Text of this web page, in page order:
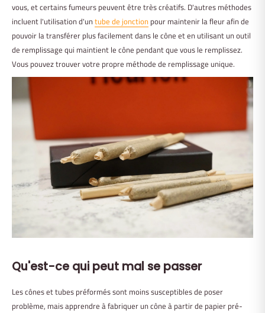
vous, et certains fumeurs peuvent être très créatifs. D'autres méthodes
incluent l'utilisation d'untube de jonction pour maintenir la fleur afin de
pouvoir la transférer plus facilement dans le cône et en utilisant un outil
de remplissage qui maintient le cône pendant que vous le remplissez.
Vous pouvez trouver votre propre méthode de remplissage unique.
Qu'est-ce qui peut mal se passer
Les cônes et tubes préformés sont moins susceptibles de poser
problème, mais apprendre à fabriquer un cône à partir de papier pré-